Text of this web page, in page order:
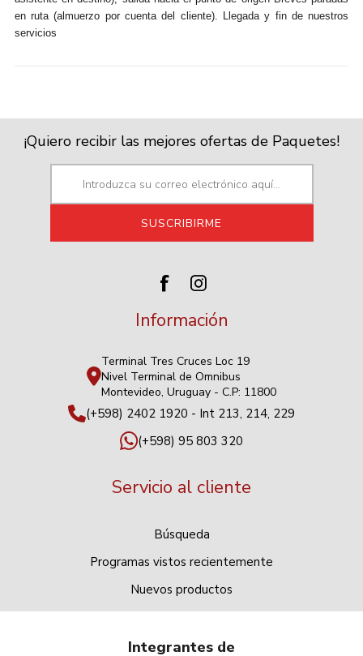
en ruta (almuerzo por cuenta del cliente). Llegada y fin de nuestros
servicios
¡Quiero recibir las mejores ofertas de Paquetes!
Información
Terminal Tres Cruces Loc 19
Nivel Terminal de Omnibus
Montevideo, Uruguay - C.P: 11800
(+598) 2402 1920 - Int 213, 214, 229
(+598) 95 803 320
Servicio al cliente
Búsqueda
Programas vistos recientemente
Nuevos productos
Integrantes de